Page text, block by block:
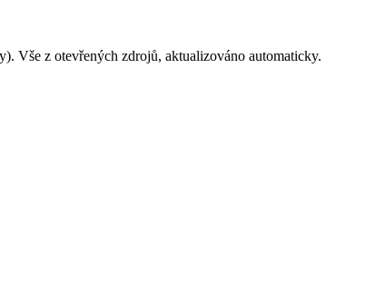
Vše z otevřených zdrojů, aktualizováno automaticky.